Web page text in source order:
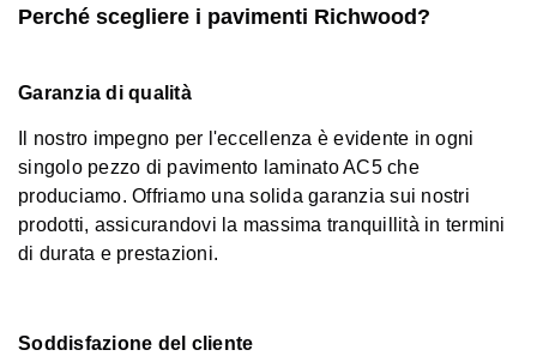
Perché scegliere i pavimenti Richwood?
Garanzia di qualità
Il nostro impegno per l'eccellenza è evidente in ogni
singolo pezzo di pavimento laminato AC5 che
produciamo. Offriamo una solida garanzia sui nostri
prodotti, assicurandovi la massima tranquillità in termini
di durata e prestazioni.
Soddisfazione del cliente